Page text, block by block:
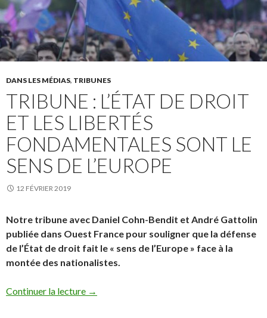
DANS LES MÉDIAS, TRIBUNES
TRIBUNE : L’ÉTAT DE DROIT
ET LES LIBERTÉS
FONDAMENTALES SONT LE
SENS DE L’EUROPE
12 FÉVRIER 2019
Notre tribune avec Daniel Cohn-Bendit et André Gattolin
publiée dans Ouest France pour souligner que la défense
de l’État de droit fait le « sens de l’Europe » face à la
montée des nationalistes.
Continuer la lecture →